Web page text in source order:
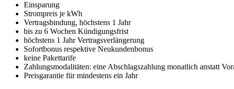
Einsparung
Strompreis je kWh
Vertragsbindung, höchstens 1 Jahr
bis zu 6 Wochen Kündigungsfrist
höchstens 1 Jahr Vertragsverlängerung
Sofortbonus respektive Neukundenbonus
keine Pakettarife
Zahlungsmodalitäten: eine Abschlagszahlung monatlich anstatt
Preisgarantie für mindestens ein Jahr